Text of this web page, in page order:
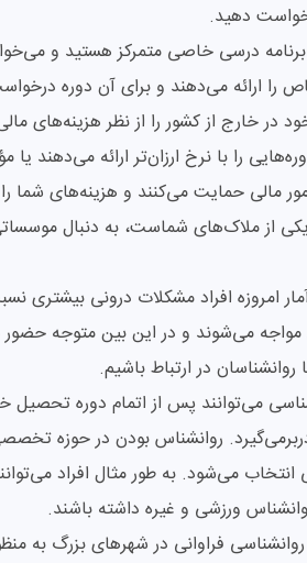
دهید.
برنامه درسی خاصی متمرکز هستید و
را ارائه می‌دهند و برای آن دوره
در خارج از کشور را از نظر هزینه‌های
را با نرخ ارزان‌تر ارائه می‌دهند
مالی حمایت می‌کنند و هزینه‌های
از ملاک‌های شماست، به دنبال
امروزه افراد مشکلات درونی بیشتری
مواجه می‌شوند و در این بین متوجه
در ارتباط باشیم.
می‌توانند پس از اتمام دوره
روانشناس بودن در حوزه
انتخاب می‌شود. به طور مثال افراد
ورزشی و غیره داشته باشند.
فراوانی در شهرهای بزرگ